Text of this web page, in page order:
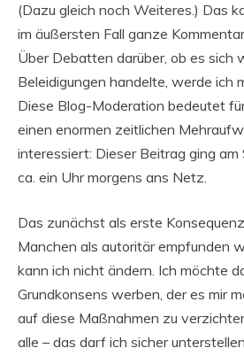
(Dazu gleich noch Weiteres.) Das
im äußersten Fall ganze
Über Debatten darüber, ob es sich
Beleidigungen handelte, werde ich
Diese Blog-Moderation bedeutet
einen enormen zeitlichen
interessiert: Dieser Beitrag ging am
ca. ein Uhr morgens ans Netz.
Das zunächst als erste
Manchen als autoritär empfunden
kann ich nicht ändern. Ich möchte
Grundkonsens werben, der es mir
auf diese Maßnahmen zu
alle – das darf ich sicher